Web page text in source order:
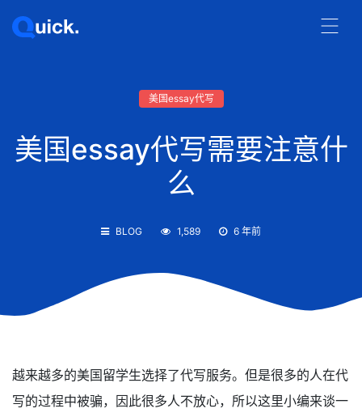
美国essay代写
美国essay代写需要注意什
么
BLOG 1,589 6 年前
越来越多的美国留学生选择了代写服务。但是很多的人在代
写的过程中被骗，因此很多人不放心，所以这里小编来谈一